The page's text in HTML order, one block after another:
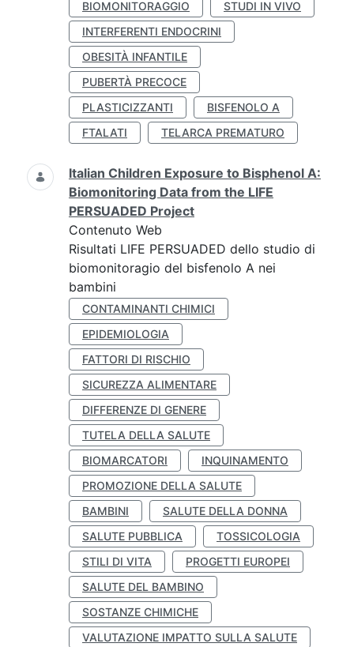
BIOMONITORAGGIO
STUDI IN VIVO
INTERFERENTI ENDOCRINI
OBESITÀ INFANTILE
PUBERTÀ PRECOCE
PLASTICIZZANTI
BISFENOLO A
FTALATI
TELARCA PREMATURO
Italian Children Exposure to Bisphenol A:
Biomonitoring Data from the LIFE
PERSUADED Project
Contenuto Web
Risultati LIFE PERSUADED dello studio di
biomonitoragio del bisfenolo A nei
bambini
CONTAMINANTI CHIMICI
EPIDEMIOLOGIA
FATTORI DI RISCHIO
SICUREZZA ALIMENTARE
DIFFERENZE DI GENERE
TUTELA DELLA SALUTE
BIOMARCATORI
INQUINAMENTO
PROMOZIONE DELLA SALUTE
BAMBINI
SALUTE DELLA DONNA
SALUTE PUBBLICA
TOSSICOLOGIA
STILI DI VITA
PROGETTI EUROPEI
SALUTE DEL BAMBINO
SOSTANZE CHIMICHE
VALUTAZIONE IMPATTO SULLA SALUTE